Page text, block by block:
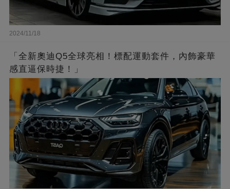
2024/11/18
「全新奧迪Q5全球亮相！標配運動套件，內飾豪華
感直逼保時捷！」